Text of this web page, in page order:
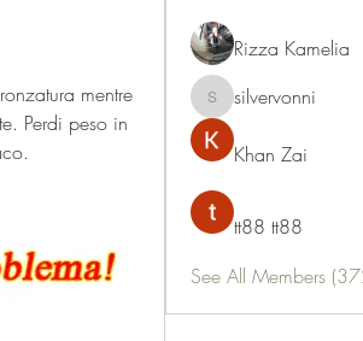
mentre
Perdi peso in
Rizza Kamelia
silvervonni
silvervonni
Khan Zai
tt88 tt88
See All Members